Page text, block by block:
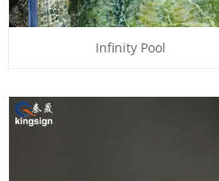
Infinity Pool